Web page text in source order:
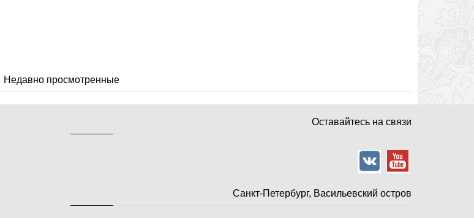
Недавно просмотренные
Оставайтесь на связи
Санкт-Петербург, Васильевский остров